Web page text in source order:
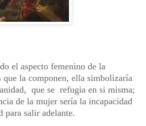
el aspecto femenino de la
que la componen, ella simbolizaría
que se refugia en si misma;
de la mujer sería la incapacidad
para salir adelante.